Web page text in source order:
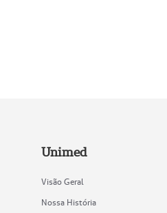
Unimed
Visão Geral
Nossa História